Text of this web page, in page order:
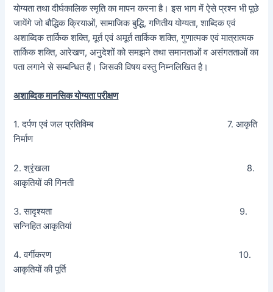
योग्यता तथा दीर्घकालिक स्मृति का मापन करना है। इस भाग में ऐसे प्रश्न भी पूछे
जायेंगे जो बौद्धिक क्रियाओं, सामाजिक बुद्धि, गणितीय योग्यता, शाब्दिक एवं
अशाब्दिक तार्किक शक्ति, मूर्त एवं अमूर्त तार्किक शक्ति, गुणात्मक एवं मात्रात्मक
तार्किक शक्ति, आरेखण, अनुदेशों को समझने तथा समानताओं व असंगतताओं का
पता लगाने से सम्बन्धित हैं। जिसकी विषय वस्तु निम्नलिखित है।
अशाब्दिक मानसिक योग्यता परीक्षण
1. दर्पण एवं जल प्रतिविम्ब 7. आकृति
निर्माण
2. श्रृंखला 8.
आकृतियों की गिनती
3. सादृश्यता 9.
सन्निहित आकृतियां
4. वर्गीकरण 10.
आकृतियों की पूर्ति